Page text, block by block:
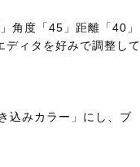
度「45」距離「40」
ィタを好みで調整して
込みカラー」にし、ブ